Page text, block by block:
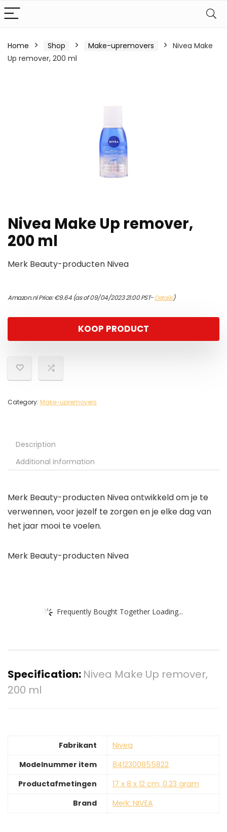
Home Shop Make-upremovers
Nivea Make
Up remover, 200 ml
Nivea Make Up remover,
200 ml
Merk Beauty-producten Nivea
Amazon.nl Price:€9.64(as of 09/04/2023 21:00 PST-Details)
KOOP PRODUCT
Category: Make-upremovers
Description
Additional information
Merk Beauty-producten Nivea ontwikkeld om je te
verwennen, voor jezelf te zorgen en je elke dag van
het jaar mooi te voelen.
Merk Beauty-producten Nivea
Frequently Bought Together Loading...
Specification: Nivea Make Up remover,
200 ml
Fabrikant
‎Nivea
Modelnummer item
‎8412300855822
Productafmetingen
‎17 x 8 x 12 cm; 0.23 gram
Brand
Merk: NIVEA